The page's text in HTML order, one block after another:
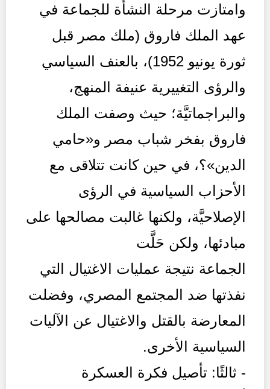
وامتازت مرحلة النشأة للجماعة في
عهد الملك فاروق (ملك مصر قبل
ثورة يونيو 1952)، بالعنف السياسي
والرؤى التغييرية عنيفة المنهج،
والبراجماتيَّة؛ حيث وصفت الملك
فاروق بفخر شباب مصر و«حامي
الدين»؟، في حين كانت تتلاقى مع
الأحزاب السياسية في الرؤى
الإصلاحيَّة، ولكنها غالبت مصالحها على
مبادئها، ولكن حَلَّت
الجماعة نتيجة عمليات الاغتيال التي
نفذتها ضد المجتمع المصري، وفضلت
المعارضة بالقتل والاغتيال عن الآليات
السياسية الأخرى.
- ثالثًا: تأصيل فكرة العسكرة